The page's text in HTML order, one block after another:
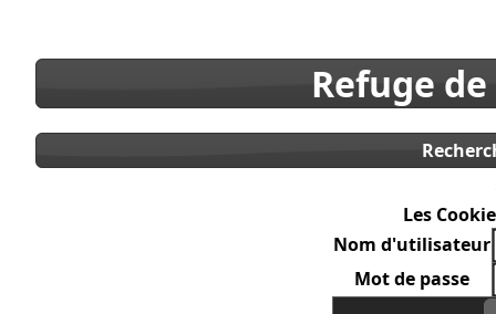
Refuge
Les
Nom d'utilisateur
Mot de passe